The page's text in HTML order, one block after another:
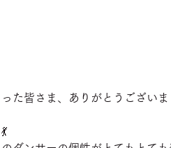
った皆さま、ありがとうござ